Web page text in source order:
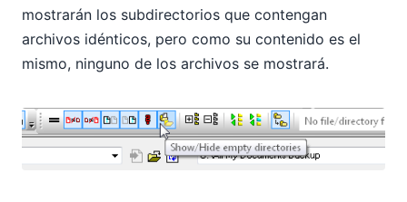
mostrarán los subdirectorios que contengan
archivos idénticos, pero como su contenido es el
mismo, ninguno de los archivos se mostrará.